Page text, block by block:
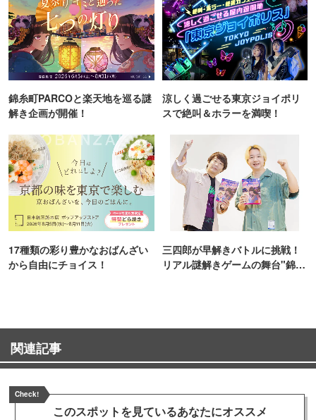
錦糸町PARCOと楽天地を巡る謎
解き企画が開催！
涼しく過ごせる東京ジョイポリ
スで絶叫＆ホラーを満喫！
17種類の彩り豊かなおばんざい
から自由にチョイス！
三四郎が早解きバトルに挑戦！
リアル謎解きゲームの舞台"錦糸
関連記事
Check!
このスポットを見ているあなたにオススメ